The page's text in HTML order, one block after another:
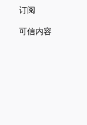
订阅
可信内容